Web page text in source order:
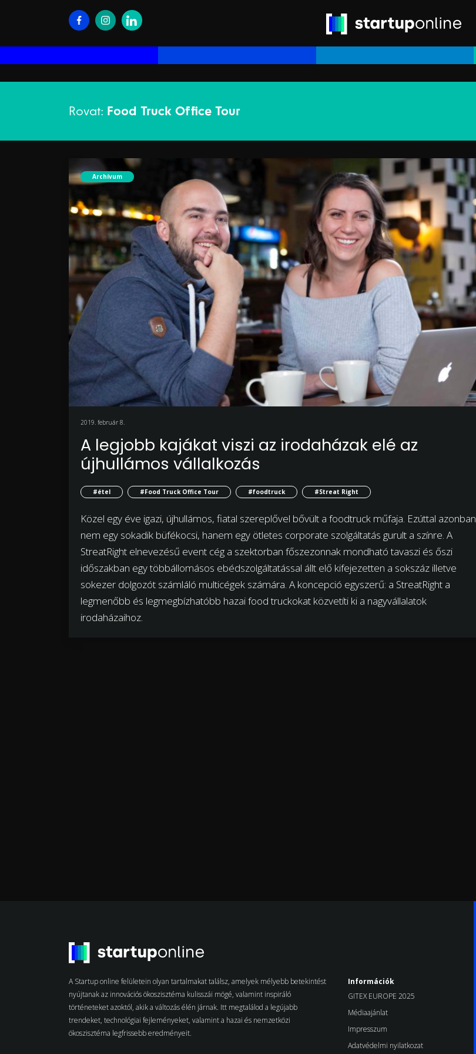
Rovat: Food Truck Office Tour
Archívum
2019. február 8.
A legjobb kajákat viszi az irodaházak elé az
újhullámos vállalkozás
#étel #Food Truck Office Tour #foodtruck #Streat Right
Közel egy éve igazi, újhullámos, fiatal szereplővel bővült a foodtruck műfaja. Ezúttal azonban
nem egy sokadik büfékocsi, hanem egy ötletes corporate szolgáltatás gurult a színre. A
StreatRight elnevezésű event cég a szektorban főszezonnak mondható tavaszi és őszi
időszakban egy többállomásos ebédszolgáltatással állt elő kifejezetten a sokszáz illetve
sokezer dolgozót számláló multicégek számára. A koncepció egyszerű: a StreatRight a
legmenőbb és legmegbízhatóbb hazai food truckokat közvetíti ki a nagyvállalatok
irodaházaihoz.
A Startup online felületein olyan tartalmakat találsz, amelyek mélyebb betekintést
nyújtanak az innovációs ökoszisztéma kulisszái mögé, valamint inspiráló
történeteket azoktól, akik a változás élén járnak. Itt megtalálod a legújabb
trendeket, technológiai fejleményeket, valamint a hazai és nemzetközi
ökoszisztéma legfrissebb eredményeit.
Információk
GITEX EUROPE 2025
Médiaajánlat
Impresszum
Adatvédelmi nyilatkozat